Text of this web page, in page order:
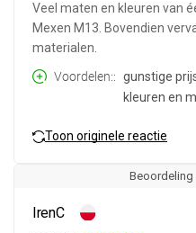
Veel maten en kleuren van
Mexen M13. Bovendien
materialen.
Voordelen:
gunstige
kleuren en
Toon originele reactie
IrenC